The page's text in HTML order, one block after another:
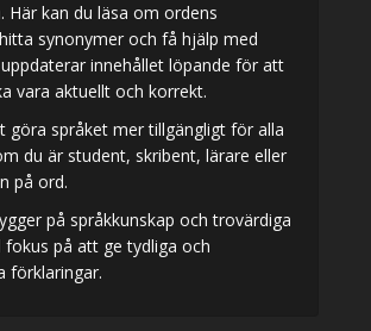
Här kan du läsa om ordens
synonymer och få hjälp med
innehållet löpande för att
vara aktuellt och korrekt.
göra språket mer tillgängligt för alla
du är student, skribent, lärare eller
på ord.
på språkkunskap och trovärdiga
fokus på att ge tydliga och
förklaringar.